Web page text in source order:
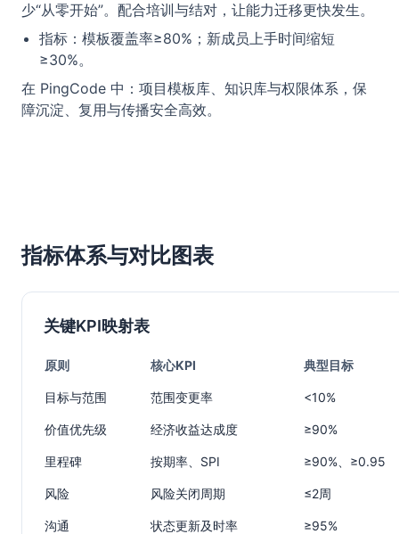
少“从零开始”。配合培训与结对，让能力迁移更快发生。
指标：模板覆盖率≥80%；新成员上手时间缩短
≥30%。
在 PingCode 中：项目模板库、知识库与权限体系，保
障沉淀、复用与传播安全高效。
指标体系与对比图表
关键KPI映射表
原则 核心KPI 典型目标
目标与范围 范围变更率 <10%
价值优先级 经济收益达成度 ≥90%
里程碑 按期率、SPI ≥90%、≥0.95
风险 风险关闭周期 ≤2周
沟通 状态更新及时率 ≥95%